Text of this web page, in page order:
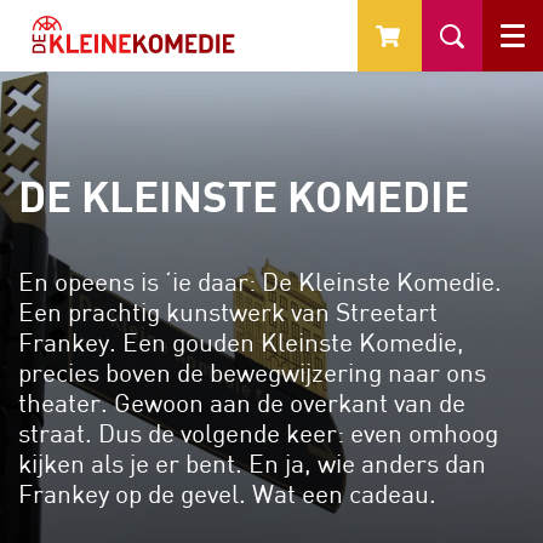
Menu
DE KLEINSTE KOMEDIE
En opeens is ‘ie daar: De Kleinste Komedie.
Een prachtig kunstwerk van Streetart
Frankey. Een gouden Kleinste Komedie,
precies boven de bewegwijzering naar ons
theater. Gewoon aan de overkant van de
straat. Dus de volgende keer: even omhoog
kijken als je er bent. En ja, wie anders dan
Frankey op de gevel. Wat een cadeau.